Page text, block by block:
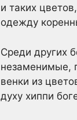
и таких
одежду
Среди других
незаменимые,
венки из
духу хиппи